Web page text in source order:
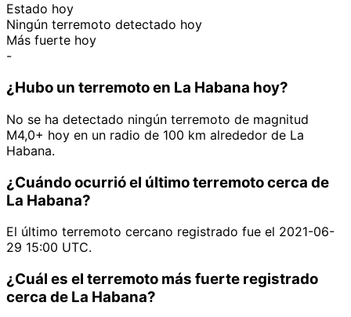
Estado hoy
Ningún terremoto detectado hoy
Más fuerte hoy
-
¿Hubo un terremoto en La Habana hoy?
No se ha detectado ningún terremoto de magnitud
M4,0+ hoy en un radio de 100 km alrededor de La
Habana.
¿Cuándo ocurrió el último terremoto cerca de
La Habana?
El último terremoto cercano registrado fue el 2021-06-
29 15:00 UTC.
¿Cuál es el terremoto más fuerte registrado
cerca de La Habana?